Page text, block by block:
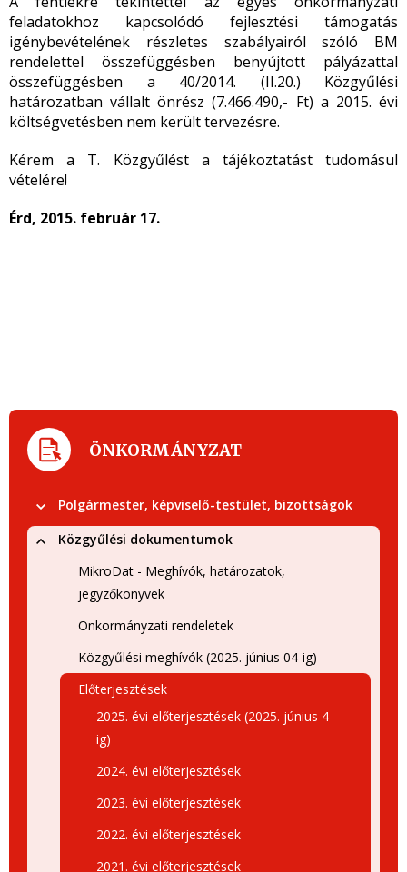
feladatokhoz kapcsolódó fejlesztési támogatás
igénybevételének részletes szabályairól szóló BM
rendelettel összefüggésben benyújtott pályázattal
összefüggésben a 40/2014. (II.20.) Közgyűlési
határozatban vállalt önrész (7.466.490,- Ft) a 2015. évi
költségvetésben nem került tervezésre.
Kérem a T. Közgyűlést a tájékoztatást tudomásul
vételére!
Érd, 2015. február 17.
ÖNKORMÁNYZAT
Polgármester, képviselő-testület, bizottságok
Közgyűlési dokumentumok
MikroDat - Meghívók, határozatok,
jegyzőkönyvek
Önkormányzati rendeletek
Közgyűlési meghívók (2025. június 04-ig)
Előterjesztések
2025. évi előterjesztések (2025. június 4-
ig)
2024. évi előterjesztések
2023. évi előterjesztések
2022. évi előterjesztések
2021. évi előterjesztések